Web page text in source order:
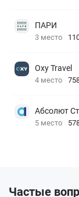
ПАРИ
3 место
Oxy Travel
4 место
Абсолют
5 место
Частые